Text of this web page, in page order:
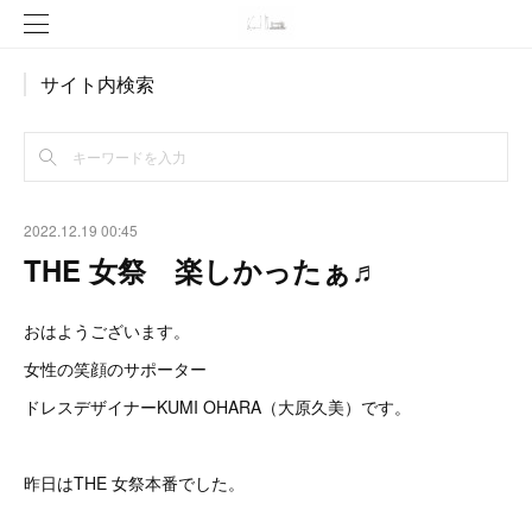
サイト内検索
2022.12.19 00:45
THE 女祭 楽しかったぁ♬
おはようございます。
女性の笑顔のサポーター
ドレスデザイナーKUMI OHARA（大原久美）です。
昨日はTHE 女祭本番でした。